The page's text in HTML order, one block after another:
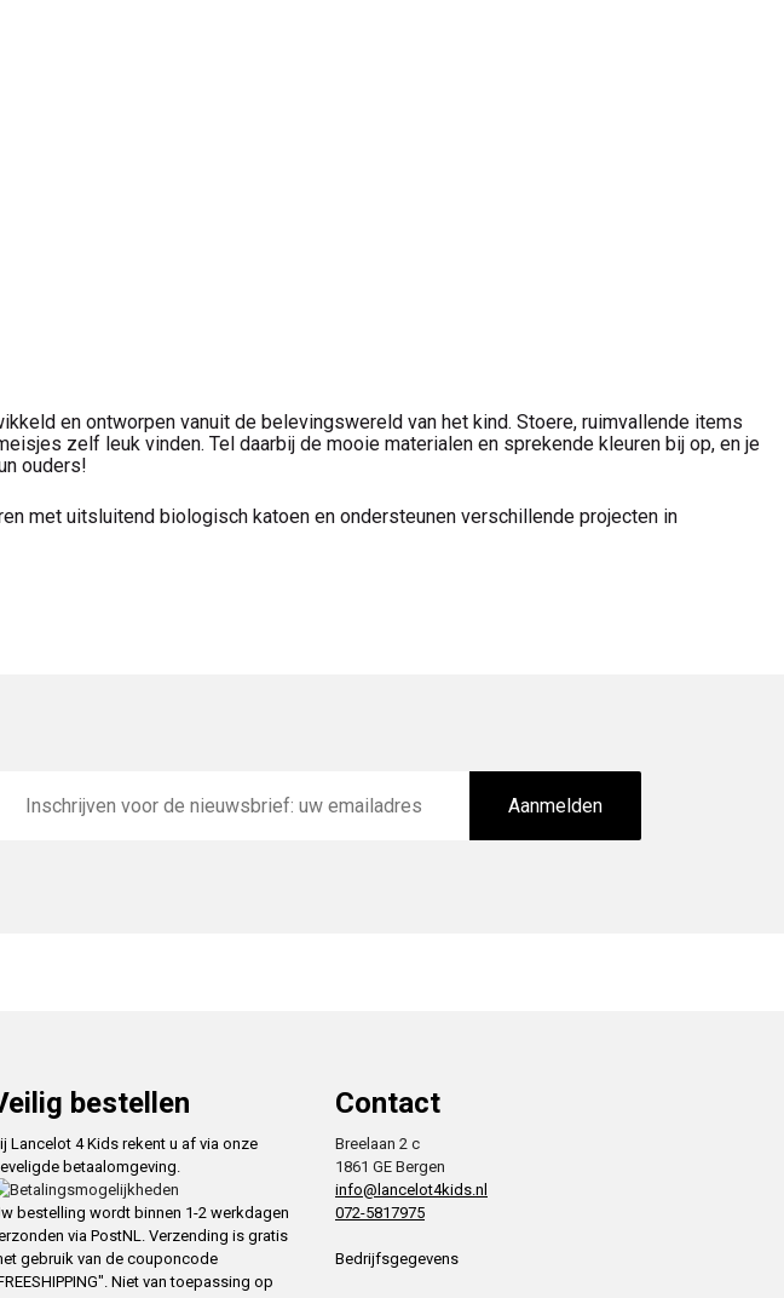
en ontworpen vanuit de belevingswereld van het kind. Stoere, ruimvallende items
zelf leuk vinden. Tel daarbij de mooie materialen en sprekende kleuren bij op, en je
ouders!
met uitsluitend biologisch katoen en ondersteunen verschillende projecten in
mailadres
Aanmelden
bestellen
Lancelot 4 Kids rekent u af via onze
betaalomgeving.
bestelling wordt binnen 1-2 werkdagen
via PostNL. Verzending is gratis
gebruik van de couponcode
Niet van toepassing op
Contact
Breelaan 2 c
1861 GE Bergen
info@lancelot4kids.nl
072-5817975
Bedrijfsgegevens